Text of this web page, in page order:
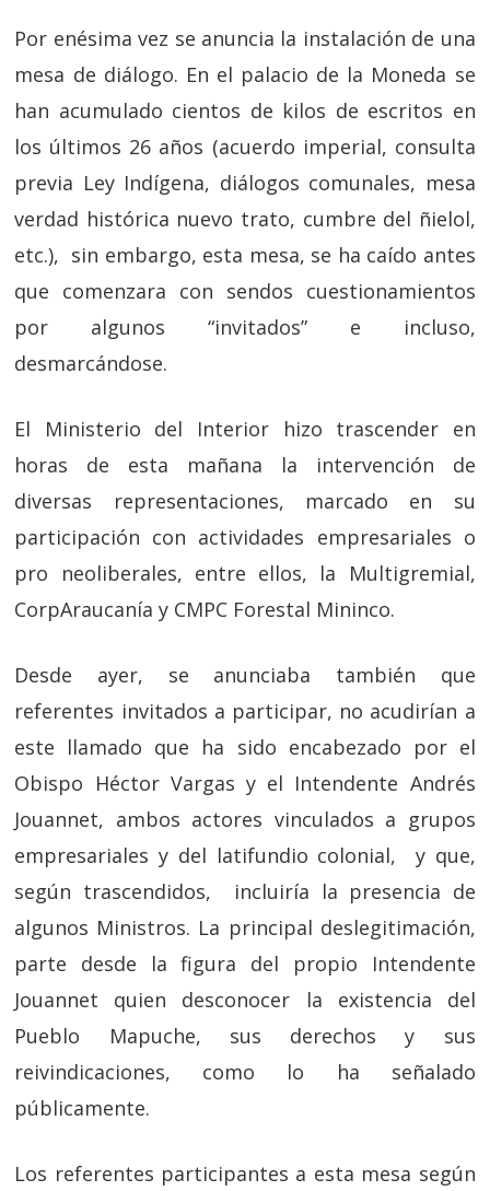
Por enésima vez se anuncia la instalación de una
mesa de diálogo. En el palacio de la Moneda se
han acumulado cientos de kilos de escritos en
los últimos 26 años (acuerdo imperial, consulta
previa Ley Indígena, diálogos comunales, mesa
verdad histórica nuevo trato, cumbre del ñielol,
etc.), sin embargo, esta mesa, se ha caído antes
que comenzara con sendos cuestionamientos
por algunos “invitados” e incluso,
desmarcándose.
El Ministerio del Interior hizo trascender en
horas de esta mañana la intervención de
diversas representaciones, marcado en su
participación con actividades empresariales o
pro neoliberales, entre ellos, la Multigremial,
CorpAraucanía y CMPC Forestal Mininco.
Desde ayer, se anunciaba también que
referentes invitados a participar, no acudirían a
este llamado que ha sido encabezado por el
Obispo Héctor Vargas y el Intendente Andrés
Jouannet, ambos actores vinculados a grupos
empresariales y del latifundio colonial, y que,
según trascendidos, incluiría la presencia de
algunos Ministros. La principal deslegitimación,
parte desde la figura del propio Intendente
Jouannet quien desconocer la existencia del
Pueblo Mapuche, sus derechos y sus
reivindicaciones, como lo ha señalado
públicamente.
Los referentes participantes a esta mesa según